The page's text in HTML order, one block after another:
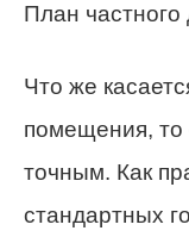
План частного
Что же
помещения, то
точным. Как
стандартных